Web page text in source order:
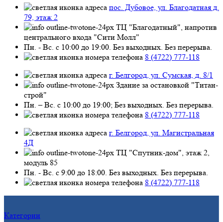
пос. Дубовое, ул. Благодатная д.
79, этаж 2
ТЦ "Благодатный", напротив
центрального входа "Сити Молл"
Пн. - Вс. с 10:00 до 19:00. Без выходных. Без перерыва.
8 (4722) 777-118
г. Белгород, ул. Сумская, д. 8/1
Здание за остановкой "Титан-
строй"
Пн. – Вс. с 10:00 до 19:00; Без выходных. Без перерыва.
8 (4722) 777-118
г. Белгород, ул. Магистральная
4Д
ТЦ "Спутник-дом", этаж 2,
модуль 85
Пн. - Вс. с 9:00 до 18:00. Без выходных. Без перерыва.
8 (4722) 777-118
Категории